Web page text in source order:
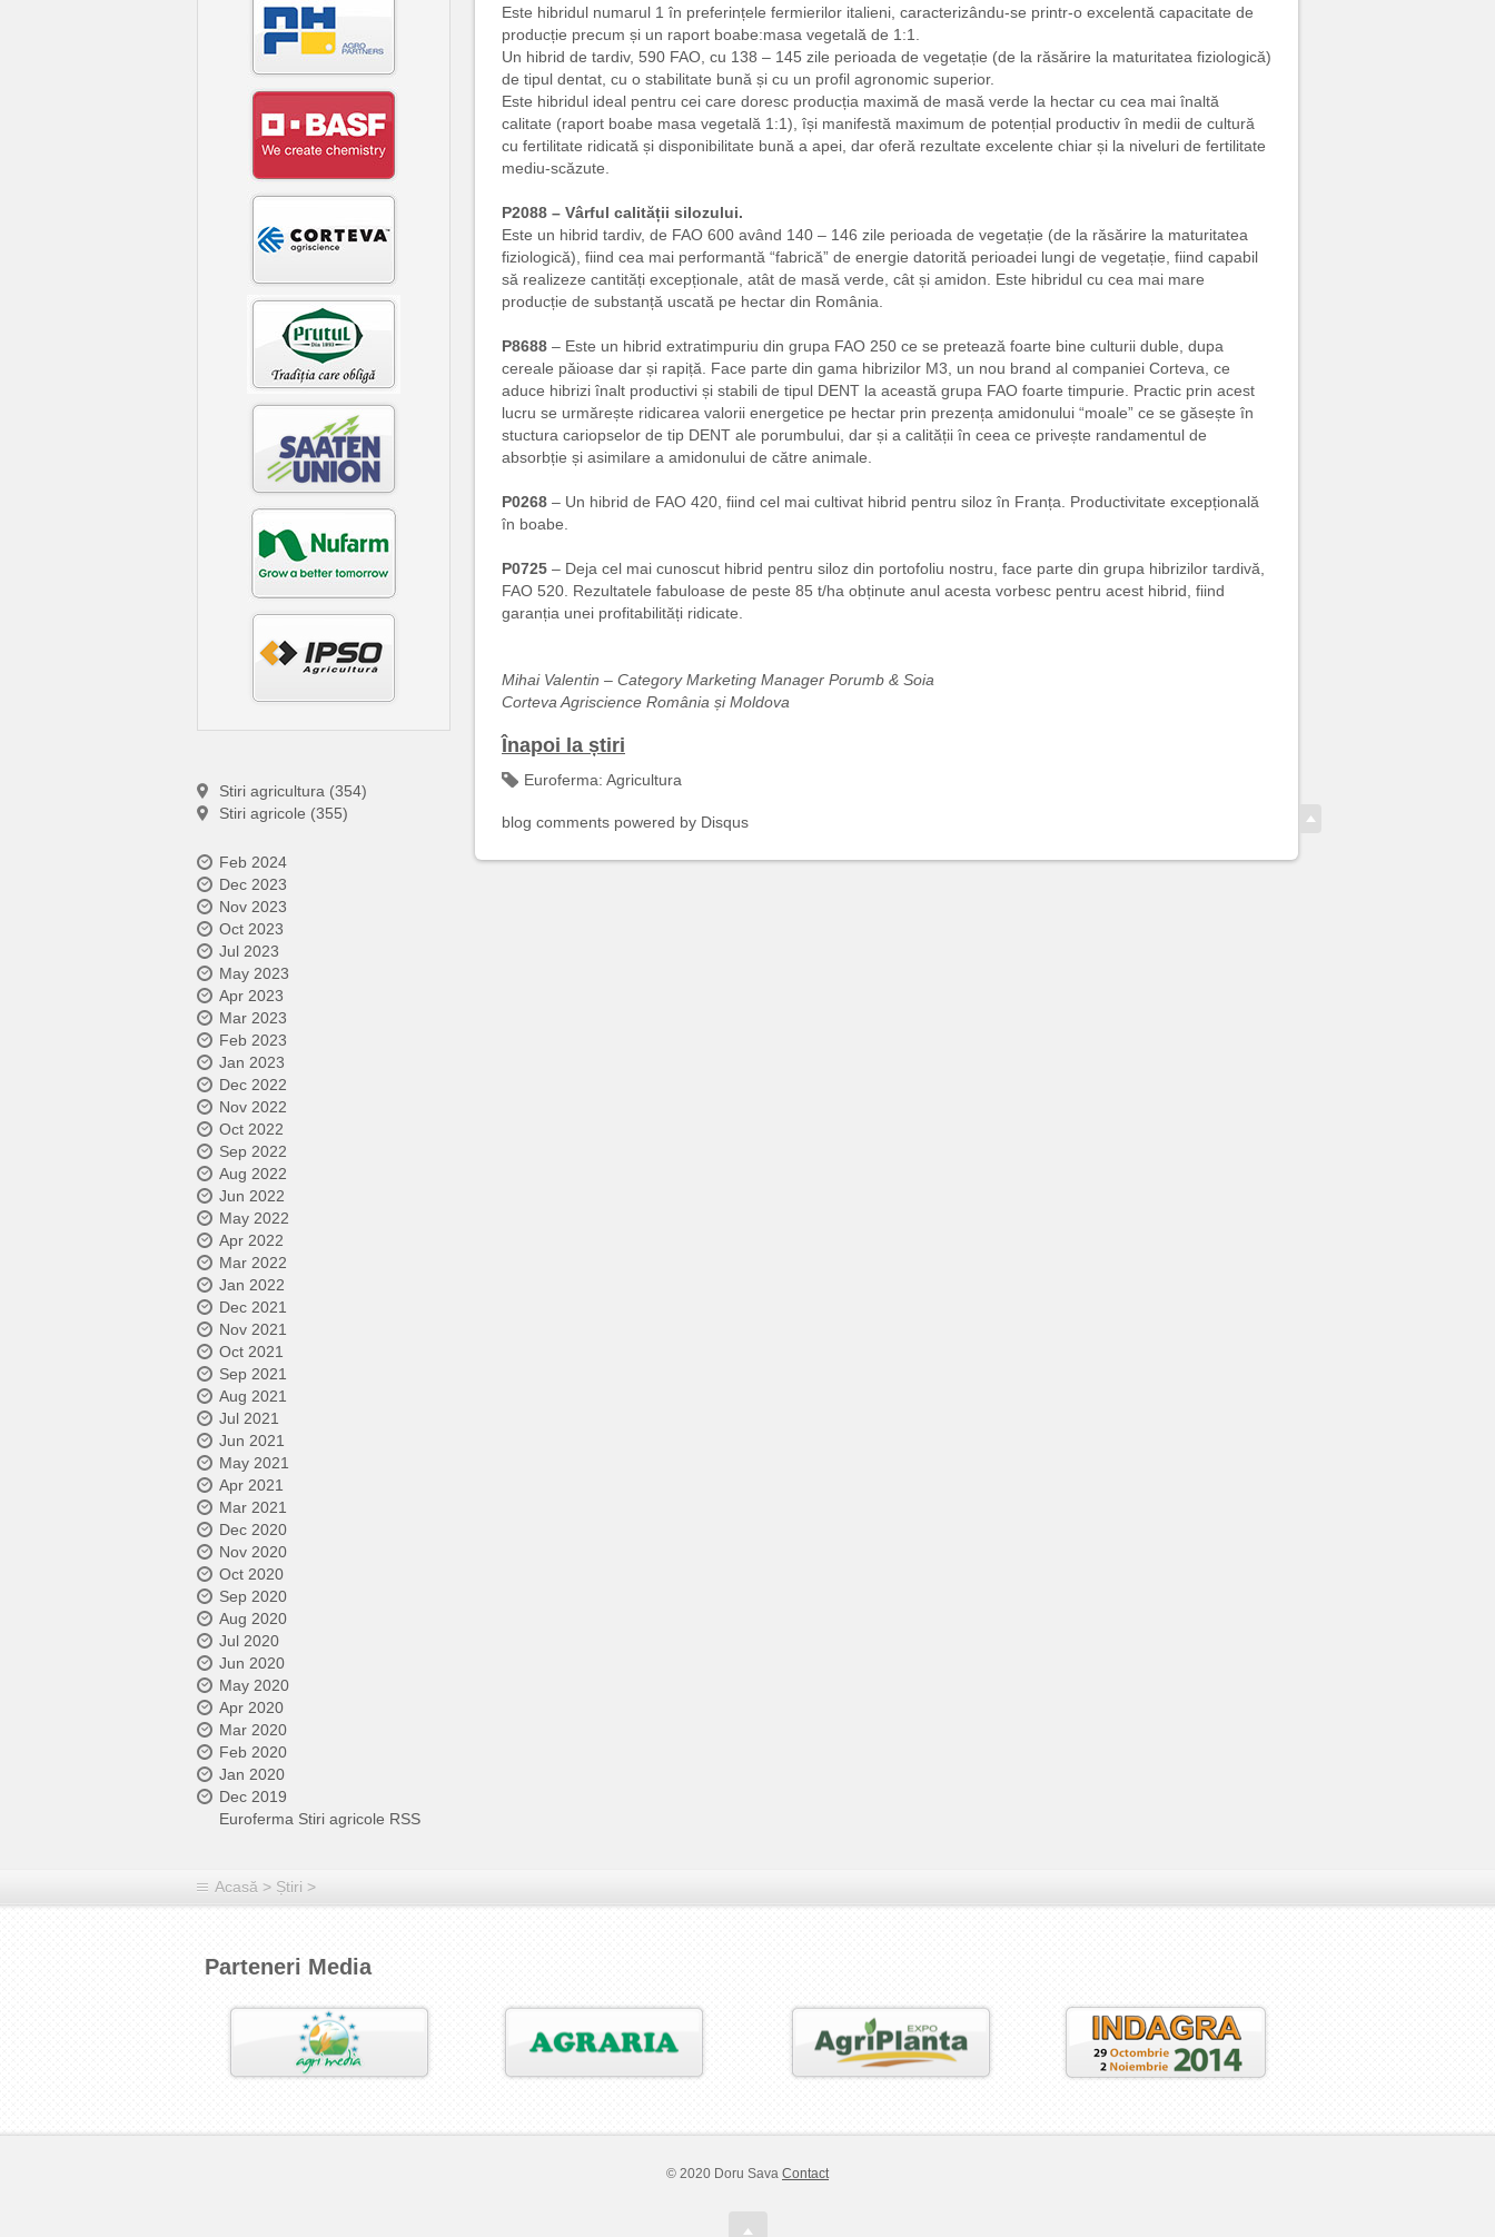
Stiri agricultura (354)
Stiri agricole (355)
Feb 2024
Dec 2023
Nov 2023
Oct 2023
Jul 2023
May 2023
Apr 2023
Mar 2023
Feb 2023
Jan 2023
Dec 2022
Nov 2022
Oct 2022
Sep 2022
Aug 2022
Jun 2022
May 2022
Apr 2022
Mar 2022
Jan 2022
Dec 2021
Nov 2021
Oct 2021
Sep 2021
Aug 2021
Jul 2021
Jun 2021
May 2021
Apr 2021
Mar 2021
Dec 2020
Nov 2020
Oct 2020
Sep 2020
Aug 2020
Jul 2020
Jun 2020
May 2020
Apr 2020
Mar 2020
Feb 2020
Jan 2020
Dec 2019
Euroferma Stiri agricole RSS
Este hibridul numarul 1 în preferințele fermierilor italieni, caracterizându-se printr-o excelentă capacitate de
producție precum și un raport boabe:masa vegetală de 1:1.
Un hibrid de tardiv, 590 FAO, cu 138 – 145 zile perioada de vegetație (de la răsărire la maturitatea fiziologică)
de tipul dentat, cu o stabilitate bună și cu un profil agronomic superior.
Este hibridul ideal pentru cei care doresc producția maximă de masă verde la hectar cu cea mai înaltă
calitate (raport boabe masa vegetală 1:1), își manifestă maximum de potențial productiv în medii de cultură
cu fertilitate ridicată și disponibilitate bună a apei, dar oferă rezultate excelente chiar și la niveluri de fertilitate
mediu-scăzute.
P2088 – Vârful calității silozului.
Este un hibrid tardiv, de FAO 600 având 140 – 146 zile perioada de vegetație (de la răsărire la maturitatea
fiziologică), fiind cea mai performantă “fabrică” de energie datorită perioadei lungi de vegetație, fiind capabil
să realizeze cantități excepționale, atât de masă verde, cât și amidon. Este hibridul cu cea mai mare
producție de substanță uscată pe hectar din România.
P8688 – Este un hibrid extratimpuriu din grupa FAO 250 ce se pretează foarte bine culturii duble, dupa
cereale păioase dar și rapiță. Face parte din gama hibrizilor M3, un nou brand al companiei Corteva, ce
aduce hibrizi înalt productivi și stabili de tipul DENT la această grupa FAO foarte timpurie. Practic prin acest
lucru se urmărește ridicarea valorii energetice pe hectar prin prezența amidonului “moale” ce se găsește în
stuctura cariopselor de tip DENT ale porumbului, dar și a calității în ceea ce privește randamentul de
absorbție și asimilare a amidonului de către animale.
P0268 – Un hibrid de FAO 420, fiind cel mai cultivat hibrid pentru siloz în Franța. Productivitate excepțională
în boabe.
P0725 – Deja cel mai cunoscut hibrid pentru siloz din portofoliu nostru, face parte din grupa hibrizilor tardivă,
FAO 520. Rezultatele fabuloase de peste 85 t/ha obținute anul acesta vorbesc pentru acest hibrid, fiind
garanția unei profitabilități ridicate.
Mihai Valentin – Category Marketing Manager Porumb & Soia
Corteva Agriscience România și Moldova
Înapoi la știri
Euroferma: Agricultura
blog comments powered by Disqus
Acasă > Știri >
Parteneri Media
© 2020 Doru Sava Contact